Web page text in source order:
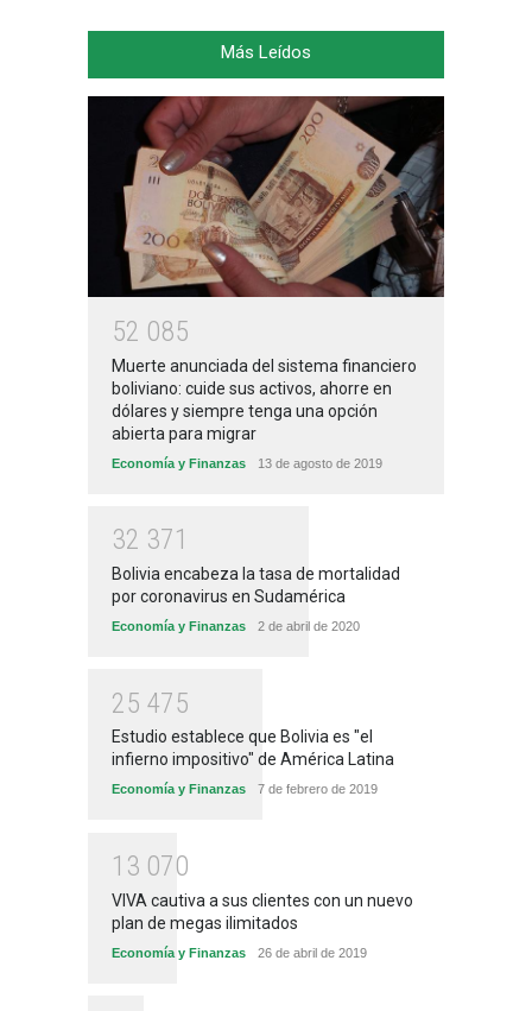
Más Leídos
52 085
Muerte anunciada del sistema financiero
boliviano: cuide sus activos, ahorre en
dólares y siempre tenga una opción
abierta para migrar
Economía y Finanzas 13 de agosto de 2019
32 371
Bolivia encabeza la tasa de mortalidad
por coronavirus en Sudamérica
Economía y Finanzas 2 de abril de 2020
25 475
Estudio establece que Bolivia es "el
infierno impositivo" de América Latina
Economía y Finanzas 7 de febrero de 2019
1 3 070
VIVA cautiva a sus clientes con un nuevo
plan de megas ilimitados
Economía y Finanzas 26 de abril de 2019